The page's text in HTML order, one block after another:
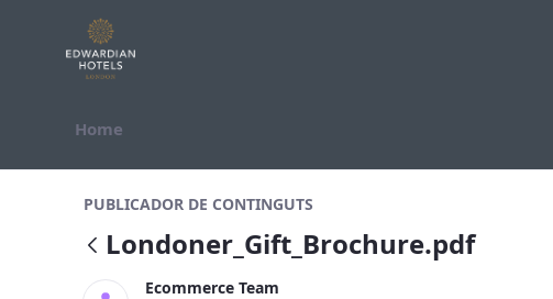
Salta al contigut
Home
PUBLICADOR DE CONTINGUTS
Londoner_Gift_Brochure.pdf
Ecommerce Team